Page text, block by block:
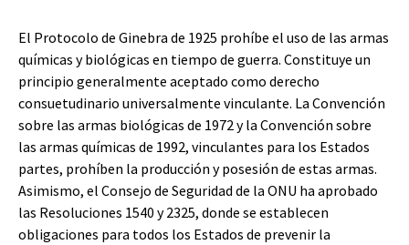
El Protocolo de Ginebra de 1925 prohíbe el uso de las armas
químicas y biológicas en tiempo de guerra. Constituye un
principio generalmente aceptado como derecho
consuetudinario universalmente vinculante. La Convención
sobre las armas biológicas de 1972 y la Convención sobre
las armas químicas de 1992, vinculantes para los Estados
partes, prohíben la producción y posesión de estas armas.
Asimismo, el Consejo de Seguridad de la ONU ha aprobado
las Resoluciones 1540 y 2325, donde se establecen
obligaciones para todos los Estados de prevenir la